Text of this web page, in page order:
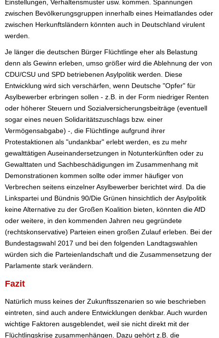
Einstellungen, Verhaltensmuster usw. kommen. Spannungen
zwischen Bevölkerungsgruppen innerhalb eines Heimatlandes oder
zwischen Herkunftsländern könnten auch in Deutschland virulent
werden.
Je länger die deutschen Bürger Flüchtlinge eher als Belastung
denn als Gewinn erleben, umso größer wird die Ablehnung der von
CDU/CSU und SPD betriebenen Asylpolitik werden. Diese
Entwicklung wird sich verschärfen, wenn Deutsche "Opfer" für
Asylbewerber erbringen sollen - z.B. in der Form niedriger Renten
oder höherer Steuern und Sozialversicherungsbeiträge (eventuell
sogar eines neuen Solidaritätszuschlags bzw. einer
Vermögensabgabe) -, die Flüchtlinge aufgrund ihrer
Protestaktionen als "undankbar" erlebt werden, es zu mehr
gewalttätigen Auseinandersetzungen in Notunterkünften oder zu
Gewalttaten und Sachbeschädigungen im Zusammenhang mit
Demonstrationen kommen sollte oder immer häufiger von
Verbrechen seitens einzelner Asylbewerber berichtet wird. Da die
Linkspartei und Bündnis 90/Die Grünen hinsichtlich der Asylpolitik
keine Alternative zu der Großen Koalition bieten, könnten die AfD
oder weitere, in den kommenden Jahren neu gegründete
(rechtskonservative) Parteien einen großen Zulauf erleben. Bei der
Bundestagswahl 2017 und bei den folgenden Landtagswahlen
würden sich die Parteienlandschaft und die Zusammensetzung der
Parlamente stark verändern.
Fazit
Natürlich muss keines der Zukunftsszenarien so wie beschrieben
eintreten, sind auch andere Entwicklungen denkbar. Auch wurden
wichtige Faktoren ausgeblendet, weil sie nicht direkt mit der
Flüchtlingskrise zusammenhängen. Dazu gehört z.B. die